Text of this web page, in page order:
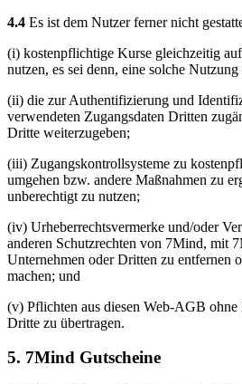
4.4 Es ist dem Nutzer ferner nicht
(i) kostenpflichtige Kurse gleichzeitig
nutzen, es sei denn, eine solche
(ii) die zur Authentifizierung und
verwendeten Zugangsdaten Dritten
Dritte weiterzugeben;
(iii) Zugangskontrollsysteme zu
umgehen bzw. andere Maßnahmen zu
unberechtigt zu nutzen;
(iv) Urheberrechtsvermerke und/oder
anderen Schutzrechten von 7Mind, mit
Unternehmen oder Dritten zu entfernen
machen; und
(v) Pflichten aus diesen Web-AGB
Dritte zu übertragen.
5. 7Mind Gutscheine